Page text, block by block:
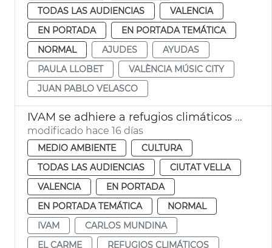
TODAS LAS AUDIENCIAS
VALENCIA
EN PORTADA
EN PORTADA TEMÁTICA
NORMAL
AJUDES
AYUDAS
PAULA LLOBET
VALÈNCIA MÚSIC CITY
JUAN PABLO VELASCO
IVAM se adhiere a refugios climáticos València
modificado hace 16 días
MEDIO AMBIENTE
CULTURA
TODAS LAS AUDIENCIAS
CIUTAT VELLA
VALENCIA
EN PORTADA
EN PORTADA TEMÁTICA
NORMAL
IVAM
CARLOS MUNDINA
EL CARME
REFUGIOS CLIMÁTICOS